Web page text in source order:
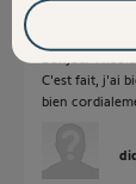
C'est fait, j'ai
bien